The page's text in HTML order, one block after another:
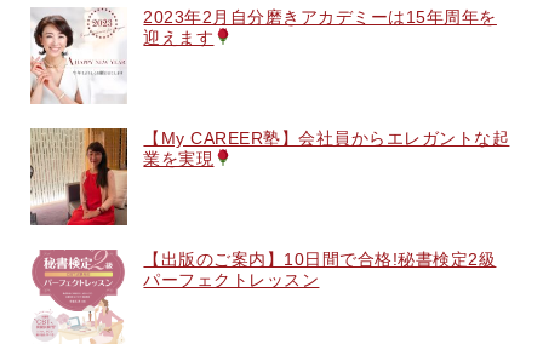
2023年2月自分磨きアカデミーは15年周年を
迎えます
【My CAREER塾】会社員からエレガントな起
業を実現
【出版のご案内】10日間で合格!秘書検定2級
パーフェクトレッスン